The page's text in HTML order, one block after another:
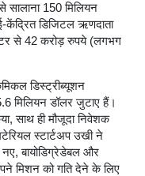
150 मिलियन
केंद्रित डिजिटल ऋणदाता
से 42 करोड़ रुपये (लगभग
डिस्ट्रीब्यूशन
मिलियन डॉलर जुटाए हैं।
साथ ही मौजूदा निवेशक
स्टार्टअप उखी ने
बायोडिग्रेडेबल और
मिशन को गति देने के लिए